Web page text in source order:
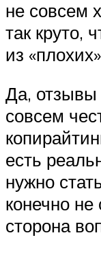
не совсем
так круто,
из
Да, отзывы
совсем
есть
нужно
конечно
сторона